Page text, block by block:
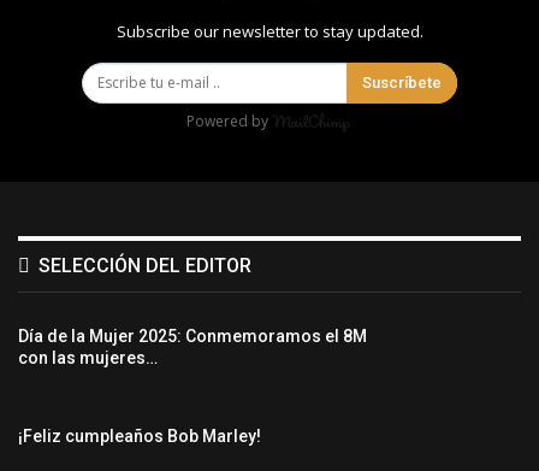
Subscribe our newsletter to stay updated.
Suscríbete
Powered by
SELECCIÓN DEL EDITOR
Día de la Mujer 2025: Conmemoramos el 8M
con las mujeres…
¡Feliz cumpleaños Bob Marley!